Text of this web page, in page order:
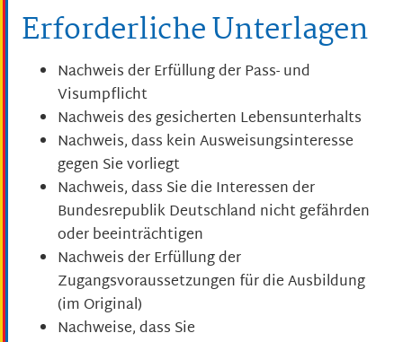
Erforderliche Unterlagen
Nachweis der Erfüllung der Pass- und
Visumpflicht
Nachweis des gesicherten Lebensunterhalts
Nachweis, dass kein Ausweisungsinteresse
gegen Sie vorliegt
Nachweis, dass Sie die Interessen der
Bundesrepublik Deutschland nicht gefährden
oder beeinträchtigen
Nachweis der Erfüllung der
Zugangsvoraussetzungen für die Ausbildung
(im Original)
Nachweise, dass Sie